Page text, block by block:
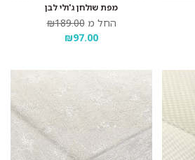
מפת שולחן ג'ולי לבן
החל מ ₪189.00
₪97.00